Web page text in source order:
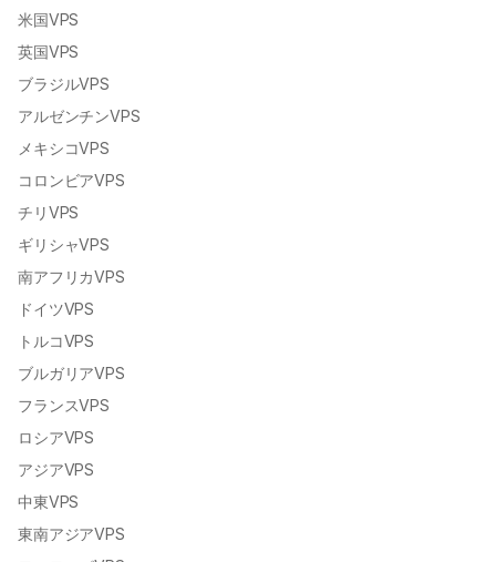
米国VPS
英国VPS
ブラジルVPS
アルゼンチンVPS
メキシコVPS
コロンビアVPS
チリVPS
ギリシャVPS
南アフリカVPS
ドイツVPS
トルコVPS
ブルガリアVPS
フランスVPS
ロシアVPS
アジアVPS
中東VPS
東南アジアVPS